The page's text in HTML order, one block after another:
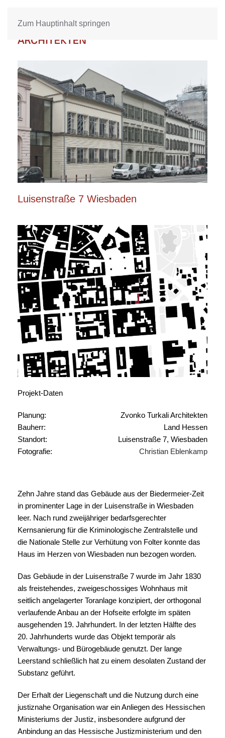
Zum Hauptinhalt springen
Luisenstraße 7 Wiesbaden
Projekt-Daten
Planung:
Zvonko Turkali Architekten
Bauherr:
Land Hessen
Standort:
Luisenstraße 7, Wiesbaden
Fotografie:
Christian Eblenkamp
Zehn Jahre stand das Gebäude aus der Biedermeier-Zeit
in prominenter Lage in der Luisenstraße in Wiesbaden
leer. Nach rund zweijähriger bedarfsgerechter
Kernsanierung für die Kriminologische Zentralstelle und
die Nationale Stelle zur Verhütung von Folter konnte das
Haus im Herzen von Wiesbaden nun bezogen worden.
Das Gebäude in der Luisenstraße 7 wurde im Jahr 1830
als freistehendes, zweigeschossiges Wohnhaus mit
seitlich angelagerter Toranlage konzipiert, der orthogonal
verlaufende Anbau an der Hofseite erfolgte im späten
ausgehenden 19. Jahrhundert. In der letzten Hälfte des
20. Jahrhunderts wurde das Objekt temporär als
Verwaltungs- und Bürogebäude genutzt. Der lange
Leerstand schließlich hat zu einem desolaten Zustand der
Substanz geführt.
Der Erhalt der Liegenschaft und die Nutzung durch eine
justiznahe Organisation war ein Anliegen des Hessischen
Ministeriums der Justiz, insbesondere aufgrund der
Anbindung an das Hessische Justizministerium und den